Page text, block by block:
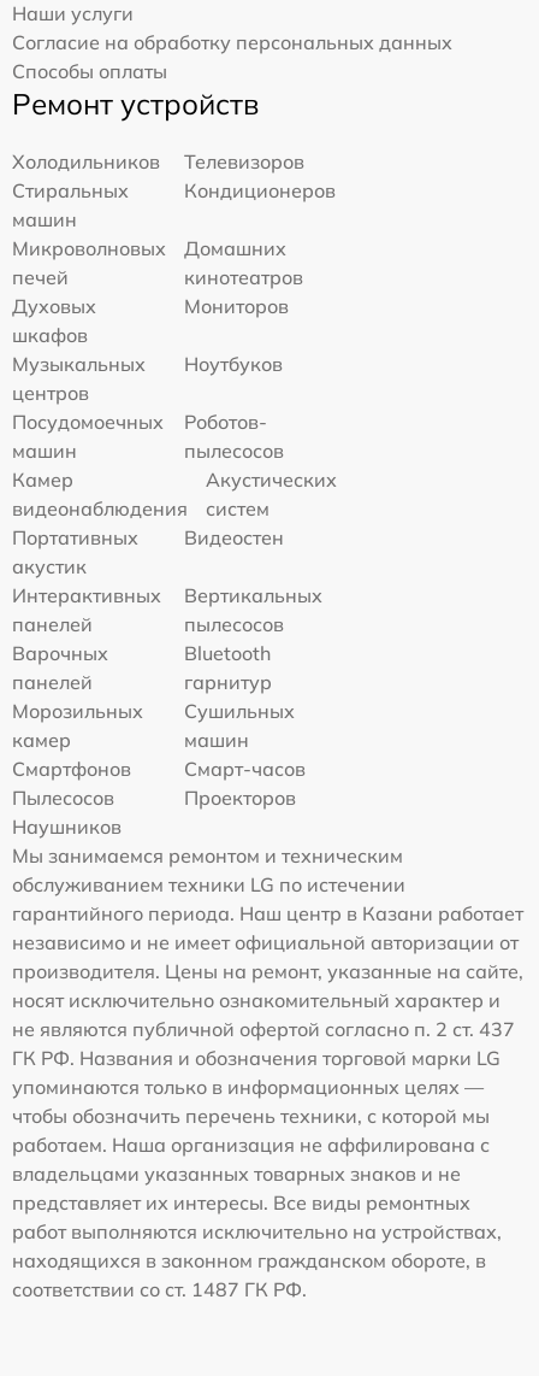
Наши услуги
Согласие на обработку персональных данных
Способы оплаты
Ремонт устройств
Холодильников
Телевизоров
Стиральных
машин
Кондиционеров
Микроволновых
печей
Домашних
кинотеатров
Духовых
шкафов
Мониторов
Музыкальных
центров
Ноутбуков
Посудомоечных
машин
Роботов-
пылесосов
Камер
видеонаблюдения
Акустических
систем
Портативных
акустик
Видеостен
Интерактивных
панелей
Вертикальных
пылесосов
Варочных
панелей
Bluetooth
гарнитур
Морозильных
камер
Сушильных
машин
Смартфонов
Смарт-часов
Пылесосов
Проекторов
Наушников
Мы занимаемся ремонтом и техническим
обслуживанием техники LG по истечении
гарантийного периода. Наш центр в Казани работает
независимо и не имеет официальной авторизации от
производителя. Цены на ремонт, указанные на сайте,
носят исключительно ознакомительный характер и
не являются публичной офертой согласно п. 2 ст. 437
ГК РФ. Названия и обозначения торговой марки LG
упоминаются только в информационных целях —
чтобы обозначить перечень техники, с которой мы
работаем. Наша организация не аффилирована с
владельцами указанных товарных знаков и не
представляет их интересы. Все виды ремонтных
работ выполняются исключительно на устройствах,
находящихся в законном гражданском обороте, в
соответствии со ст. 1487 ГК РФ.